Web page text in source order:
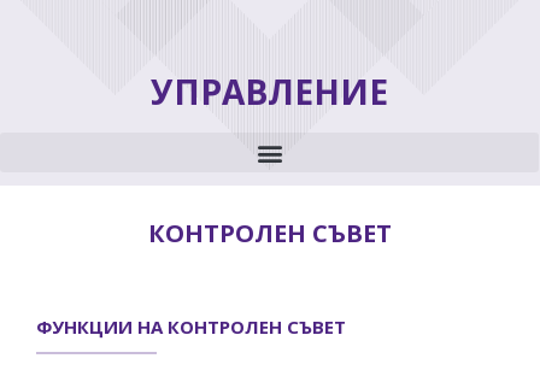
УПРАВЛЕНИЕ
КОНТРОЛЕН СЪВЕТ
ФУНКЦИИ НА КОНТРОЛЕН СЪВЕТ